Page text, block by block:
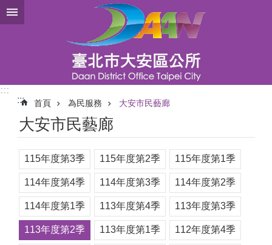
跳到主要內容區塊
:::
:::
首頁 為民服務 大安市民藝廊
大安市民藝廊
115年度第3季 115年度第2季 115年度第1季
114年度第4季 114年度第3季 114年度第2季
114年度第1季 113年度第4季 113年度第3季
113年度第2季 113年度第1季 112年度第4季